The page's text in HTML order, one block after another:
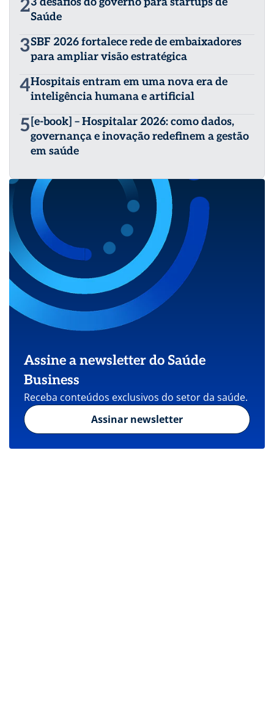
2Saúde
3SBF 2026 fortalece rede de embaixadores
para ampliar visão estratégica
4Hospitais entram em uma nova era de
inteligência humana e artificial
5 [e-book] – Hospitalar 2026: como dados,
governança e inovação redefinem a gestão
em saúde
Assine a newsletter do Saúde
Business
Receba conteúdos exclusivos do setor da saúde.
Assinar newsletter